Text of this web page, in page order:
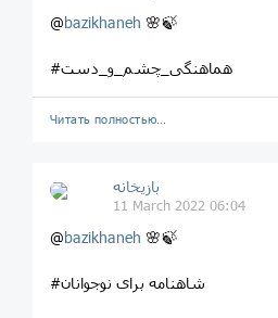
@bazikhaneh 🌸🍃
#هماهنگی_چشم_و_دست
Читать полностью…
بازیخانه
11 March 2022 06:04
@bazikhaneh 🌸🍃
#شاهنامه برای نوجوانان